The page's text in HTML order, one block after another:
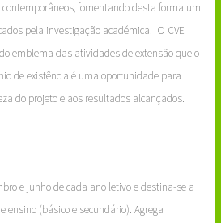
fomentando desta forma um
pela investigação académica. O CVE
emblema das atividades de extensão que o
de existência é uma oportunidade para
do projeto e aos resultados alcançados.
e junho de cada ano letivo e destina-se a
ensino (básico e secundário). Agrega